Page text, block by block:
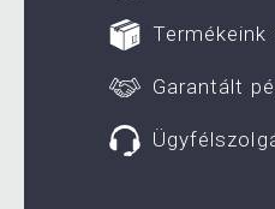
Termékeink
Garantált